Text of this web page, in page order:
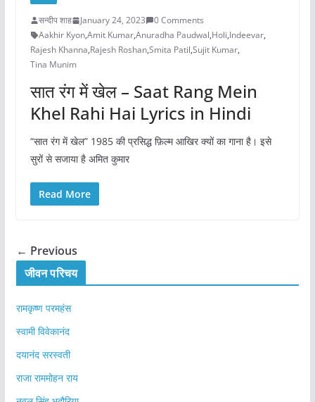
सन्दीप शाह January 24, 2023
0 Comments
Aakhir Kyon,Amit Kumar,Anuradha Paudwal,Holi,Indeevar,
Rajesh Khanna,Rajesh Roshan,Smita Patil,Sujit Kumar,
Tina Munim
सात रंग में खेल – Saat Rang Mein
Khel Rahi Hai Lyrics in Hindi
“सात रंग में खेल” 1985 की प्रसिद्ध फ़िल्म आखिर क्यों का गाना है। इसे
सुरों से सजाया है अमित कुमार
Read More
← Previous
जीवन परिचय
रामकृष्ण परमहंस
स्वामी विवेकानंद
दयानंद सरस्वती
राजा राममोहन राय